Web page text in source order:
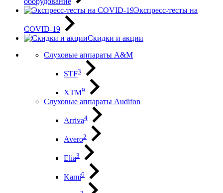
Экспресс-тесты на
COVID-19
Скидки и акции
Слуховые аппараты A&M
STF3
XTM9
Слуховые аппараты Audifon
Arriva4
Avero2
Elia3
Kami6